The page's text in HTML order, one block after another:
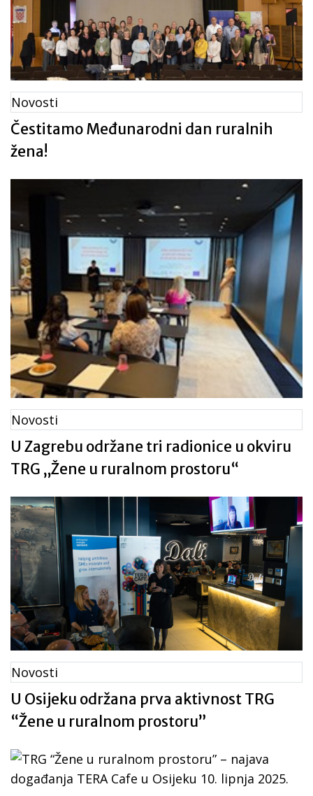
Novosti
Čestitamo Međunarodni dan ruralnih
žena!
Novosti
U Zagrebu održane tri radionice u okviru
TRG „Žene u ruralnom prostoru“
Novosti
U Osijeku održana prva aktivnost TRG
“Žene u ruralnom prostoru”